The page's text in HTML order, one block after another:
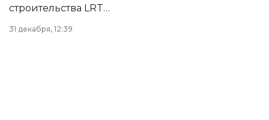
строительства LRT
в Астане из
республиканского
31 декабря, 12:39